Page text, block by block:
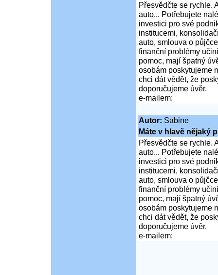
Přesvědčte se rychle.
auto... Potřebujete
investici pro své
institucemi,
auto, smlouva o
finanční problémy
pomoc, mají špatný
osobám poskytujeme
chci dát vědět, že
doporučujeme úvěr.
e-mailem:
Autor: Sabine
Máte v hlavě nějaký
Přesvědčte se rychle.
auto... Potřebujete
investici pro své
institucemi,
auto, smlouva o
finanční problémy
pomoc, mají špatný
osobám poskytujeme
chci dát vědět, že
doporučujeme úvěr.
e-mailem: